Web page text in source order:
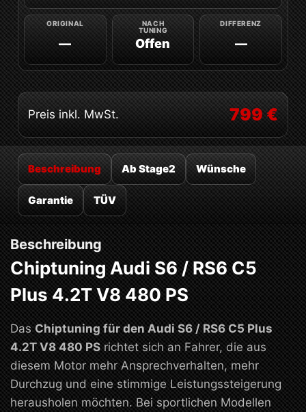
— Offen —
Preis inkl. MwSt. 799 €
Beschreibung Ab Stage2 Wünsche
Garantie TÜV
Beschreibung
Chiptuning Audi S6 / RS6 C5
Plus 4.2T V8 480 PS
Das Chiptuning für den Audi S6 / RS6 C5 Plus
4.2T V8 480 PS richtet sich an Fahrer, die aus
diesem Motor mehr Ansprechverhalten, mehr
Durchzug und eine stimmige Leistungssteigerung
herausholen möchten. Bei sportlichen Modellen